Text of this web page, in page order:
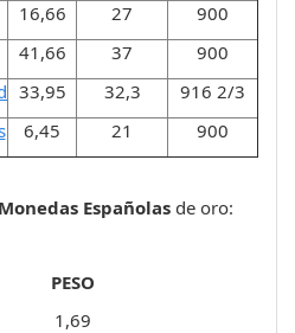
16,66 27
900
41,66 37
900
33,95 32,3
916 2/3
6,45 21 900
Monedas Españolas de oro:
PESO
1,69